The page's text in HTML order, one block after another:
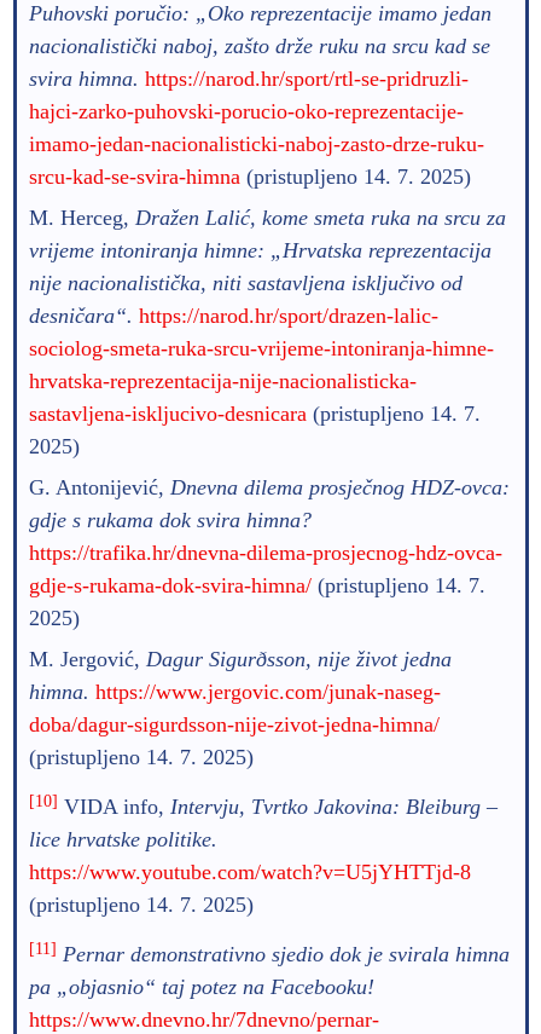
Puhovski poručio: „Oko reprezentacije imamo jedan
nacionalistički naboj, zašto drže ruku na srcu kad se
svira himna. https://narod.hr/sport/rtl-se-pridruzli-
hajci-zarko-puhovski-porucio-oko-reprezentacije-
imamo-jedan-nacionalisticki-naboj-zasto-drze-ruku-
srcu-kad-se-svira-himna(pristupljeno 14. 7. 2025)
M. Herceg, Dražen Lalić, kome smeta ruka na srcu za
vrijeme intoniranja himne: „Hrvatska reprezentacija
nije nacionalistička, niti sastavljena isključivo od
desničara“. https://narod.hr/sport/drazen-lalic-
sociolog-smeta-ruka-srcu-vrijeme-intoniranja-himne-
hrvatska-reprezentacija-nije-nacionalisticka-
sastavljena-iskljucivo-desnicara(pristupljeno 14. 7.
2025)
G. Antonijević, Dnevna dilema prosječnog HDZ-ovca:
gdje s rukama dok svira himna?
https://trafika.hr/dnevna-dilema-prosjecnog-hdz-ovca-
gdje-s-rukama-dok-svira-himna/(pristupljeno 14. 7.
2025)
M. Jergović, Dagur Sigurðsson, nije život jedna
himna. https://www.jergovic.com/junak-naseg-
doba/dagur-sigurdsson-nije-zivot-jedna-himna/
(pristupljeno 14. 7. 2025)
[10] VIDA info, Intervju, Tvrtko Jakovina: Bleiburg –
lice hrvatske politike.
https://www.youtube.com/watch?v=U5jYHTTjd-8
(pristupljeno 14. 7. 2025)
[11] Pernar demonstrativno sjedio dok je svirala himna
pa „objasnio“ taj potez na Facebooku!
https://www.dnevno.hr/7dnevno/pernar-